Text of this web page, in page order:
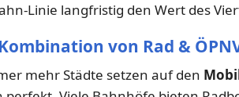
Linie langfristig den Wert des
von Rad &
mehr Städte setzen auf den